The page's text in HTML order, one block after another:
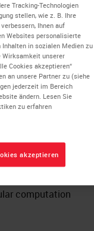
to validate
and
(ISP) assays
and U-
leading strategic
combining its
towards
medicine.
University of
computation
Tracking-Technologien
stellen, wie z. B. Ihre
Ihnen auf
Websites personalisierte
in sozialen Medien zu
Wirksamkeit unserer
Cookies akzeptieren“
an unsere Partner zu (siehe
jederzeit im Bereich
ändern. Lesen Sie
zu erfahren
akzeptieren